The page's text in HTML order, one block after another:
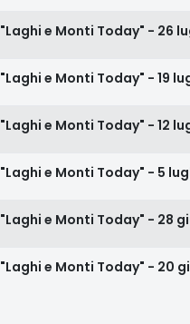
"Laghi e Monti Today" - 26
"Laghi e Monti Today" - 19
"Laghi e Monti Today" - 12
"Laghi e Monti Today" - 5
"Laghi e Monti Today" - 28
"Laghi e Monti Today" - 20